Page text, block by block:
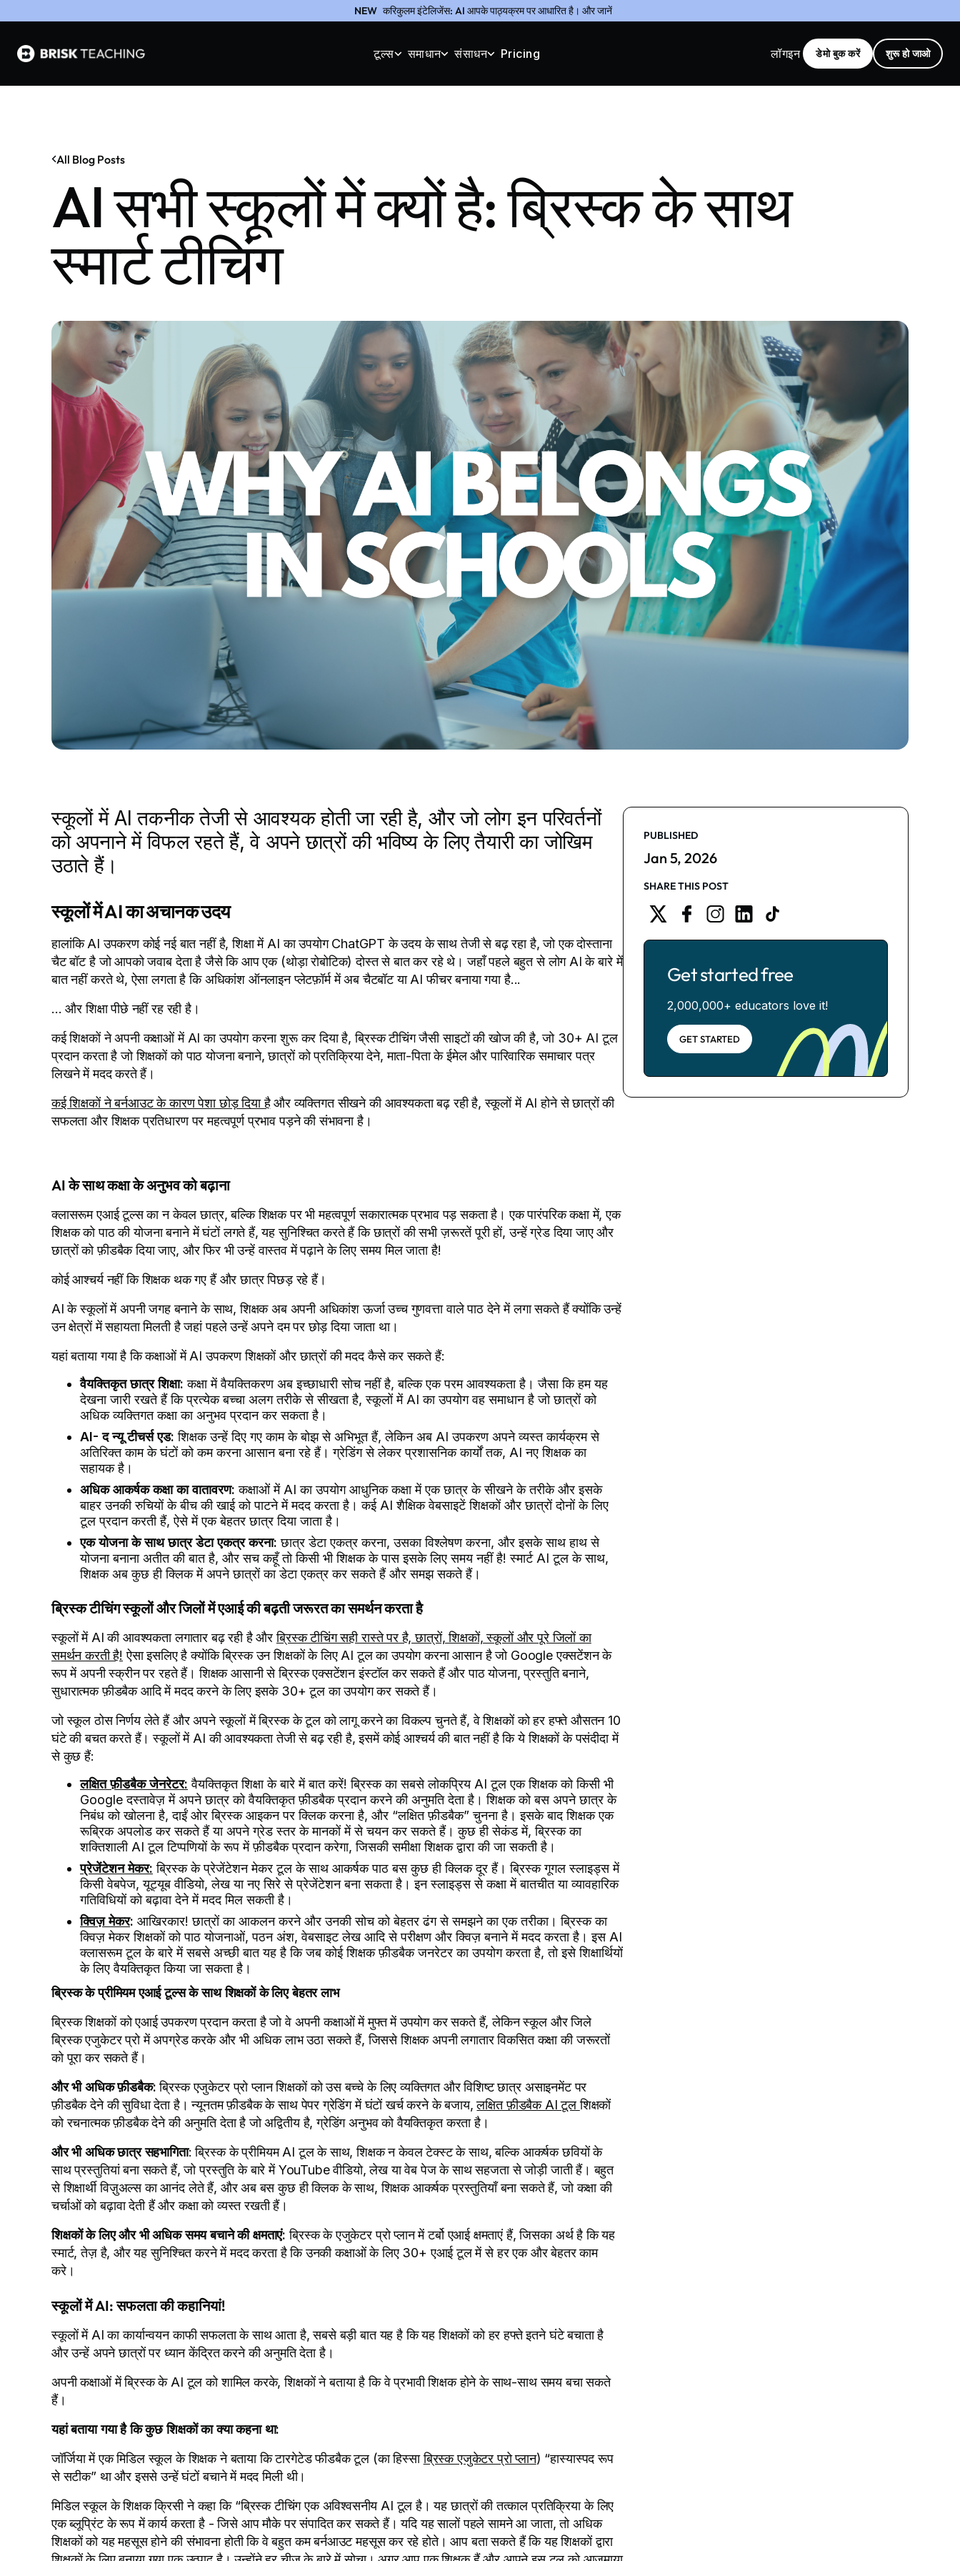
NEW करिकुलम इंटेलिजेंस: AI आपके पाठ्यक्रम पर आधारित है। और जानें
टूल्स समाधान संसाधन Pricing लॉगइन डेमो बुक करें शुरू हो जाओ
All Blog Posts
AI सभी स्कूलों में क्यों है: ब्रिस्क के साथ
स्मार्ट टीचिंग
स्कूलों में AI तकनीक तेजी से आवश्यक होती जा रही है, और जो लोग इन परिवर्तनों
को अपनाने में विफल रहते हैं, वे अपने छात्रों की भविष्य के लिए तैयारी का जोखिम
उठाते हैं।
स्कूलों में AI का अचानक उदय
हालांकि AI उपकरण कोई नई बात नहीं है, शिक्षा में AI का उपयोग ChatGPT के उदय के साथ तेजी से बढ़ रहा है, जो एक दोस्ताना
चैट बॉट है जो आपको जवाब देता है जैसे कि आप एक (थोड़ा रोबोटिक) दोस्त से बात कर रहे थे। जहाँ पहले बहुत से लोग AI के बारे में
बात नहीं करते थे, ऐसा लगता है कि अधिकांश ऑनलाइन प्लेटफ़ॉर्म में अब चैटबॉट या AI फीचर बनाया गया है...
... और शिक्षा पीछे नहीं रह रही है।
कई शिक्षकों ने अपनी कक्षाओं में AI का उपयोग करना शुरू कर दिया है, ब्रिस्क टीचिंग जैसी साइटों की खोज की है, जो 30+ AI टूल
प्रदान करता है जो शिक्षकों को पाठ योजना बनाने, छात्रों को प्रतिक्रिया देने, माता-पिता के ईमेल और पारिवारिक समाचार पत्र
लिखने में मदद करते हैं।
कई शिक्षकों ने बर्नआउट के कारण पेशा छोड़ दिया हैऔर व्यक्तिगत सीखने की आवश्यकता बढ़ रही है, स्कूलों में AI होने से छात्रों की
सफलता और शिक्षक प्रतिधारण पर महत्वपूर्ण प्रभाव पड़ने की संभावना है।
AI के साथ कक्षा के अनुभव को बढ़ाना
क्लासरूम एआई टूल्स का न केवल छात्र, बल्कि शिक्षक पर भी महत्वपूर्ण सकारात्मक प्रभाव पड़ सकता है। एक पारंपरिक कक्षा में, एक
शिक्षक को पाठ की योजना बनाने में घंटों लगते हैं, यह सुनिश्चित करते हैं कि छात्रों की सभी ज़रूरतें पूरी हों, उन्हें ग्रेड दिया जाए और
छात्रों को फ़ीडबैक दिया जाए, और फिर भी उन्हें वास्तव में पढ़ाने के लिए समय मिल जाता है!
कोई आश्चर्य नहीं कि शिक्षक थक गए हैं और छात्र पिछड़ रहे हैं।
AI के स्कूलों में अपनी जगह बनाने के साथ, शिक्षक अब अपनी अधिकांश ऊर्जा उच्च गुणवत्ता वाले पाठ देने में लगा सकते हैं क्योंकि उन्हें
उन क्षेत्रों में सहायता मिलती है जहां पहले उन्हें अपने दम पर छोड़ दिया जाता था।
यहां बताया गया है कि कक्षाओं में AI उपकरण शिक्षकों और छात्रों की मदद कैसे कर सकते हैं:
वैयक्तिकृत छात्र शिक्षा: कक्षा में वैयक्तिकरण अब इच्छाधारी सोच नहीं है, बल्कि एक परम आवश्यकता है। जैसा कि हम यह
देखना जारी रखते हैं कि प्रत्येक बच्चा अलग तरीके से सीखता है, स्कूलों में AI का उपयोग वह समाधान है जो छात्रों को
अधिक व्यक्तिगत कक्षा का अनुभव प्रदान कर सकता है।
AI- द न्यू टीचर्स एड: शिक्षक उन्हें दिए गए काम के बोझ से अभिभूत हैं, लेकिन अब AI उपकरण अपने व्यस्त कार्यक्रम से
अतिरिक्त काम के घंटों को कम करना आसान बना रहे हैं। ग्रेडिंग से लेकर प्रशासनिक कार्यों तक, AI नए शिक्षक का
सहायक है।
अधिक आकर्षक कक्षा का वातावरण:कक्षाओं में AI का उपयोग आधुनिक कक्षा में एक छात्र के सीखने के तरीके और इसके
बाहर उनकी रुचियों के बीच की खाई को पाटने में मदद करता है। कई AI शैक्षिक वेबसाइटें शिक्षकों और छात्रों दोनों के लिए
टूल प्रदान करती हैं, ऐसे में एक बेहतर छात्र दिया जाता है।
एक योजना के साथ छात्र डेटा एकत्र करना: छात्र डेटा एकत्र करना, उसका विश्लेषण करना, और इसके साथ हाथ से
योजना बनाना अतीत की बात है, और सच कहूँ तो किसी भी शिक्षक के पास इसके लिए समय नहीं है! स्मार्ट AI टूल के साथ,
शिक्षक अब कुछ ही क्लिक में अपने छात्रों का डेटा एकत्र कर सकते हैं और समझ सकते हैं।
ब्रिस्क टीचिंग स्कूलों और जिलों में एआई की बढ़ती जरूरत का समर्थन करता है
स्कूलों में AI की आवश्यकता लगातार बढ़ रही है औरब्रिस्क टीचिंग सही रास्ते पर है, छात्रों, शिक्षकों, स्कूलों और पूरे जिलों का
समर्थन करती है! ऐसा इसलिए है क्योंकि ब्रिस्क उन शिक्षकों के लिए AI टूल का उपयोग करना आसान है जो Google एक्सटेंशन के
रूप में अपनी स्क्रीन पर रहते हैं। शिक्षक आसानी से ब्रिस्क एक्सटेंशन इंस्टॉल कर सकते हैं और पाठ योजना, प्रस्तुति बनाने,
सुधारात्मक फ़ीडबैक आदि में मदद करने के लिए इसके 30+ टूल का उपयोग कर सकते हैं।
जो स्कूल ठोस निर्णय लेते हैं और अपने स्कूलों में ब्रिस्क के टूल को लागू करने का विकल्प चुनते हैं, वे शिक्षकों को हर हफ्ते औसतन 10
घंटे की बचत करते हैं। स्कूलों में AI की आवश्यकता तेजी से बढ़ रही है, इसमें कोई आश्चर्य की बात नहीं है कि ये शिक्षकों के पसंदीदा में
से कुछ हैं:
लक्षित फ़ीडबैक जेनरेटर: वैयक्तिकृत शिक्षा के बारे में बात करें! ब्रिस्क का सबसे लोकप्रिय AI टूल एक शिक्षक को किसी भी
Google दस्तावेज़ में अपने छात्र को वैयक्तिकृत फ़ीडबैक प्रदान करने की अनुमति देता है। शिक्षक को बस अपने छात्र के
निबंध को खोलना है, दाईं ओर ब्रिस्क आइकन पर क्लिक करना है, और “लक्षित फ़ीडबैक” चुनना है। इसके बाद शिक्षक एक
रूब्रिक अपलोड कर सकते हैं या अपने ग्रेड स्तर के मानकों में से चयन कर सकते हैं। कुछ ही सेकंड में, ब्रिस्क का
शक्तिशाली AI टूल टिप्पणियों के रूप में फ़ीडबैक प्रदान करेगा, जिसकी समीक्षा शिक्षक द्वारा की जा सकती है।
प्रेजेंटेशन मेकर: ब्रिस्क के प्रेजेंटेशन मेकर टूल के साथ आकर्षक पाठ बस कुछ ही क्लिक दूर हैं। ब्रिस्क गूगल स्लाइड्स में
किसी वेबपेज, यूट्यूब वीडियो, लेख या नए सिरे से प्रेजेंटेशन बना सकता है। इन स्लाइड्स से कक्षा में बातचीत या व्यावहारिक
गतिविधियों को बढ़ावा देने में मदद मिल सकती है।
क्विज़ मेकर: आखिरकार! छात्रों का आकलन करने और उनकी सोच को बेहतर ढंग से समझने का एक तरीका। ब्रिस्क का
क्विज़ मेकर शिक्षकों को पाठ योजनाओं, पठन अंश, वेबसाइट लेख आदि से परीक्षण और क्विज़ बनाने में मदद करता है। इस AI
क्लासरूम टूल के बारे में सबसे अच्छी बात यह है कि जब कोई शिक्षक फ़ीडबैक जनरेटर का उपयोग करता है, तो इसे शिक्षार्थियों
के लिए वैयक्तिकृत किया जा सकता है।
ब्रिस्क के प्रीमियम एआई टूल्स के साथ शिक्षकों के लिए बेहतर लाभ
ब्रिस्क शिक्षकों को एआई उपकरण प्रदान करता है जो वे अपनी कक्षाओं में मुफ्त में उपयोग कर सकते हैं, लेकिन स्कूल और जिले
ब्रिस्क एजुकेटर प्रो में अपग्रेड करके और भी अधिक लाभ उठा सकते हैं, जिससे शिक्षक अपनी लगातार विकसित कक्षा की जरूरतों
को पूरा कर सकते हैं।
और भी अधिक फ़ीडबैक:ब्रिस्क एजुकेटर प्रो प्लान शिक्षकों को उस बच्चे के लिए व्यक्तिगत और विशिष्ट छात्र असाइनमेंट पर
फ़ीडबैक देने की सुविधा देता है। न्यूनतम फ़ीडबैक के साथ पेपर ग्रेडिंग में घंटों खर्च करने के बजाय,लक्षित फ़ीडबैक AI टूलशिक्षकों
को रचनात्मक फ़ीडबैक देने की अनुमति देता है जो अद्वितीय है, ग्रेडिंग अनुभव को वैयक्तिकृत करता है।
और भी अधिक छात्र सहभागिता: ब्रिस्क के प्रीमियम AI टूल के साथ, शिक्षक न केवल टेक्स्ट के साथ, बल्कि आकर्षक छवियों के
साथ प्रस्तुतियां बना सकते हैं, जो प्रस्तुति के बारे में YouTube वीडियो, लेख या वेब पेज के साथ सहजता से जोड़ी जाती हैं। बहुत
से शिक्षार्थी विज़ुअल्स का आनंद लेते हैं, और अब बस कुछ ही क्लिक के साथ, शिक्षक आकर्षक प्रस्तुतियाँ बना सकते हैं, जो कक्षा की
चर्चाओं को बढ़ावा देती हैं और कक्षा को व्यस्त रखती हैं।
शिक्षकों के लिए और भी अधिक समय बचाने की क्षमताएं:ब्रिस्क के एजुकेटर प्रो प्लान में टर्बो एआई क्षमताएं हैं, जिसका अर्थ है कि यह
स्मार्ट, तेज़ है, और यह सुनिश्चित करने में मदद करता है कि उनकी कक्षाओं के लिए 30+ एआई टूल में से हर एक और बेहतर काम
करे।
स्कूलों में AI: सफलता की कहानियां!
स्कूलों में AI का कार्यान्वयन काफी सफलता के साथ आता है, सबसे बड़ी बात यह है कि यह शिक्षकों को हर हफ्ते इतने घंटे बचाता है
और उन्हें अपने छात्रों पर ध्यान केंद्रित करने की अनुमति देता है।
अपनी कक्षाओं में ब्रिस्क के AI टूल को शामिल करके, शिक्षकों ने बताया है कि वे प्रभावी शिक्षक होने के साथ-साथ समय बचा सकते
हैं।
यहां बताया गया है कि कुछ शिक्षकों का क्या कहना था:
जॉर्जिया में एक मिडिल स्कूल के शिक्षक ने बताया कि टारगेटेड फीडबैक टूल (का हिस्साब्रिस्क एजुकेटर प्रो प्लान) “हास्यास्पद रूप
से सटीक” था और इससे उन्हें घंटों बचाने में मदद मिली थी।
मिडिल स्कूल के शिक्षक क्रिसी ने कहा कि “ब्रिस्क टीचिंग एक अविश्वसनीय AI टूल है। यह छात्रों की तत्काल प्रतिक्रिया के लिए
एक ब्लूप्रिंट के रूप में कार्य करता है - जिसे आप मौके पर संपादित कर सकते हैं। यदि यह सालों पहले सामने आ जाता, तो अधिक
शिक्षकों को यह महसूस होने की संभावना होती कि वे बहुत कम बर्नआउट महसूस कर रहे होते। आप बता सकते हैं कि यह शिक्षकों द्वारा
PUBLISHED
Jan 5, 2026
SHARE THIS POST
Get started free
2,000,000+ educators love it!
GET STARTED